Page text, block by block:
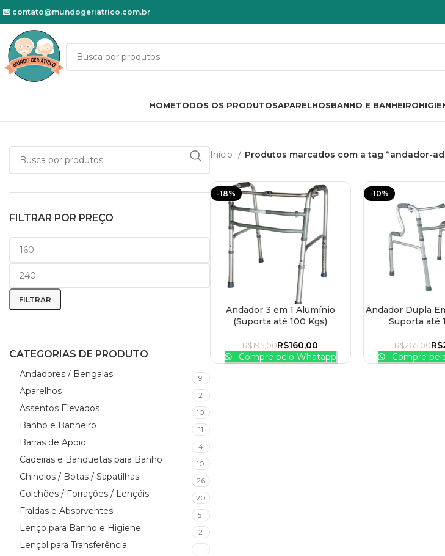
💌 contato@mundogeriatrico.com.br
HOMETODOS OS PRODUTOSAPARELHOSBANHO E BANHEIRO
FILTRAR POR PREÇO
FILTRAR
CATEGORIAS DE PRODUTO
Andadores / Bengalas 9
Aparelhos 2
Assentos Elevados 10
Banho e Banheiro 11
Barras de Apoio 4
Cadeiras e Banquetas para Banho 10
Chinelos / Botas / Sapatilhas 26
Colchões / Forrações / Lençóis 20
Fraldas e Absorventes 51
Lenço para Banho e Higiene 2
Lençol para Transferência 1
Início Produtos marcados com a tag “andador-
-18%
ADICIONAR AO CARRINHO
Andador 3 em 1 Alumínio
(Suporta até 100 Kgs)
R$195,00R$160,00
Compre pelo Whatapp
-10%
ADICIONAR AO
Andador Dupla
Suporta até
R$265,00R$
Compre